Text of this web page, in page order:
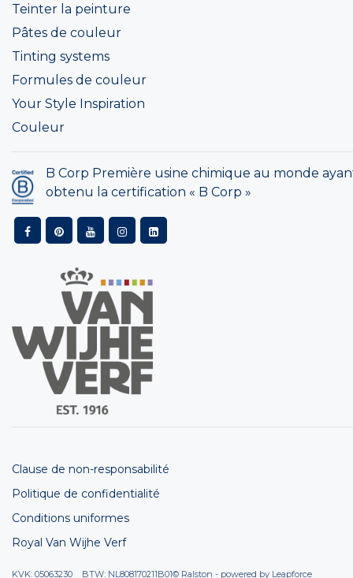
Teinter la peinture
Pâtes de couleur
Tinting systems
Formules de couleur
Your Style Inspiration
Couleur
B Corp Première usine chimique au monde
obtenu la certification « B Corp »
Clause de non-responsabilité
Politique de confidentialité
Conditions uniformes
Royal Van Wijhe Verf
KVK: 05063230 BTW: NL808170211B01© Ralston - powered by Leapforce